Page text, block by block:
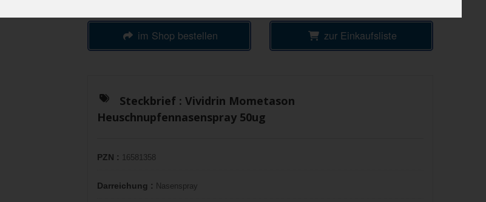
im Shop bestellen zur Einkaufsliste
Steckbrief : Vividrin Mometason
Heuschnupfennasenspray 50ug
PZN : 16581358
Darreichung : Nasenspray